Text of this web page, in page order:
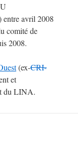
avril 2008
comité de
2008.
(ex-CRI-
et
du LINA.